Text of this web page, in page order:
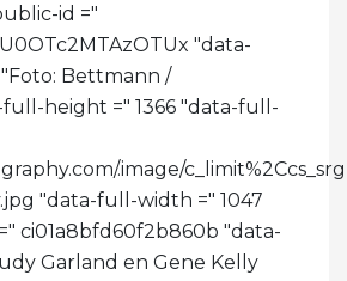
id ="
"data-
Bettmann /
height =" 1366 "data-full-
.image/
"data-full-width =" 1047
ci01a8bfd60f2b860b "data-
Garland en Gene Kelly